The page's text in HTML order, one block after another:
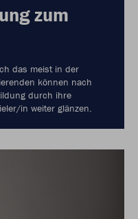
zum
das meist in der
können nach
durch ihre
in weiter glänzen.